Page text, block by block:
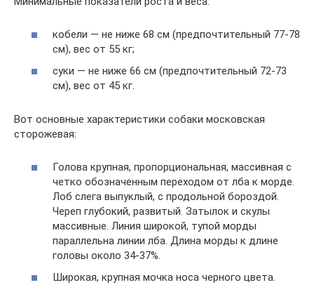
кобели — не ниже 68 см (предпочтительный 77-78
см), вес от 55 кг;
суки — не ниже 66 см (предпочтительный 72-73
см), вес от 45 кг.
Вот основные характеристики собаки московская
сторожевая:
Голова крупная, пропорциональная, массивная с
четко обозначенным переходом от лба к морде.
Лоб слега выпуклый, с продольной бороздой.
Череп глубокий, развитый. Затылок и скулы
массивные. Линия широкой, тупой морды
параллельна линии лба. Длина морды к длине
головы около 34-37%.
Широкая, крупная мочка носа черного цвета.